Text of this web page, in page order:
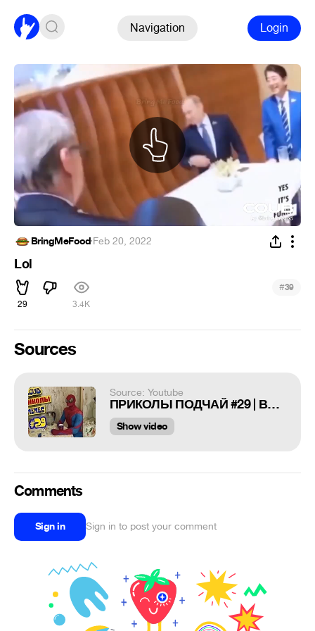
Navigation Login
BringMeFood·Feb 20, 2022
Lol
29 3.4K
#39
Sources
Source: Youtube
ПРИКОЛЫ ПОДЧАЙ #29 | ВЗРОСЛЫЙ ЮМОР | ЛУЧШИЕ ПРИКОЛЫ 2022 ФЕВРАЛЬ | Best Coub 2022
Show video
Comments
Sign in Sign in to post your comment